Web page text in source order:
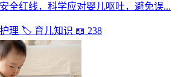
全红线，科学应对婴儿呕吐，避免误...
理 🏷️ 育儿知识 📖 238